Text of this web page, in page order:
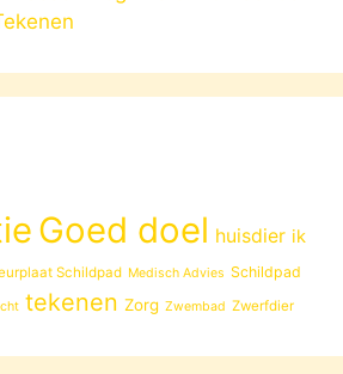
Goed doel huisdier ik
Schildpad Medisch Advies Schildpad
tekenen Zorg Zwembad Zwerfdier